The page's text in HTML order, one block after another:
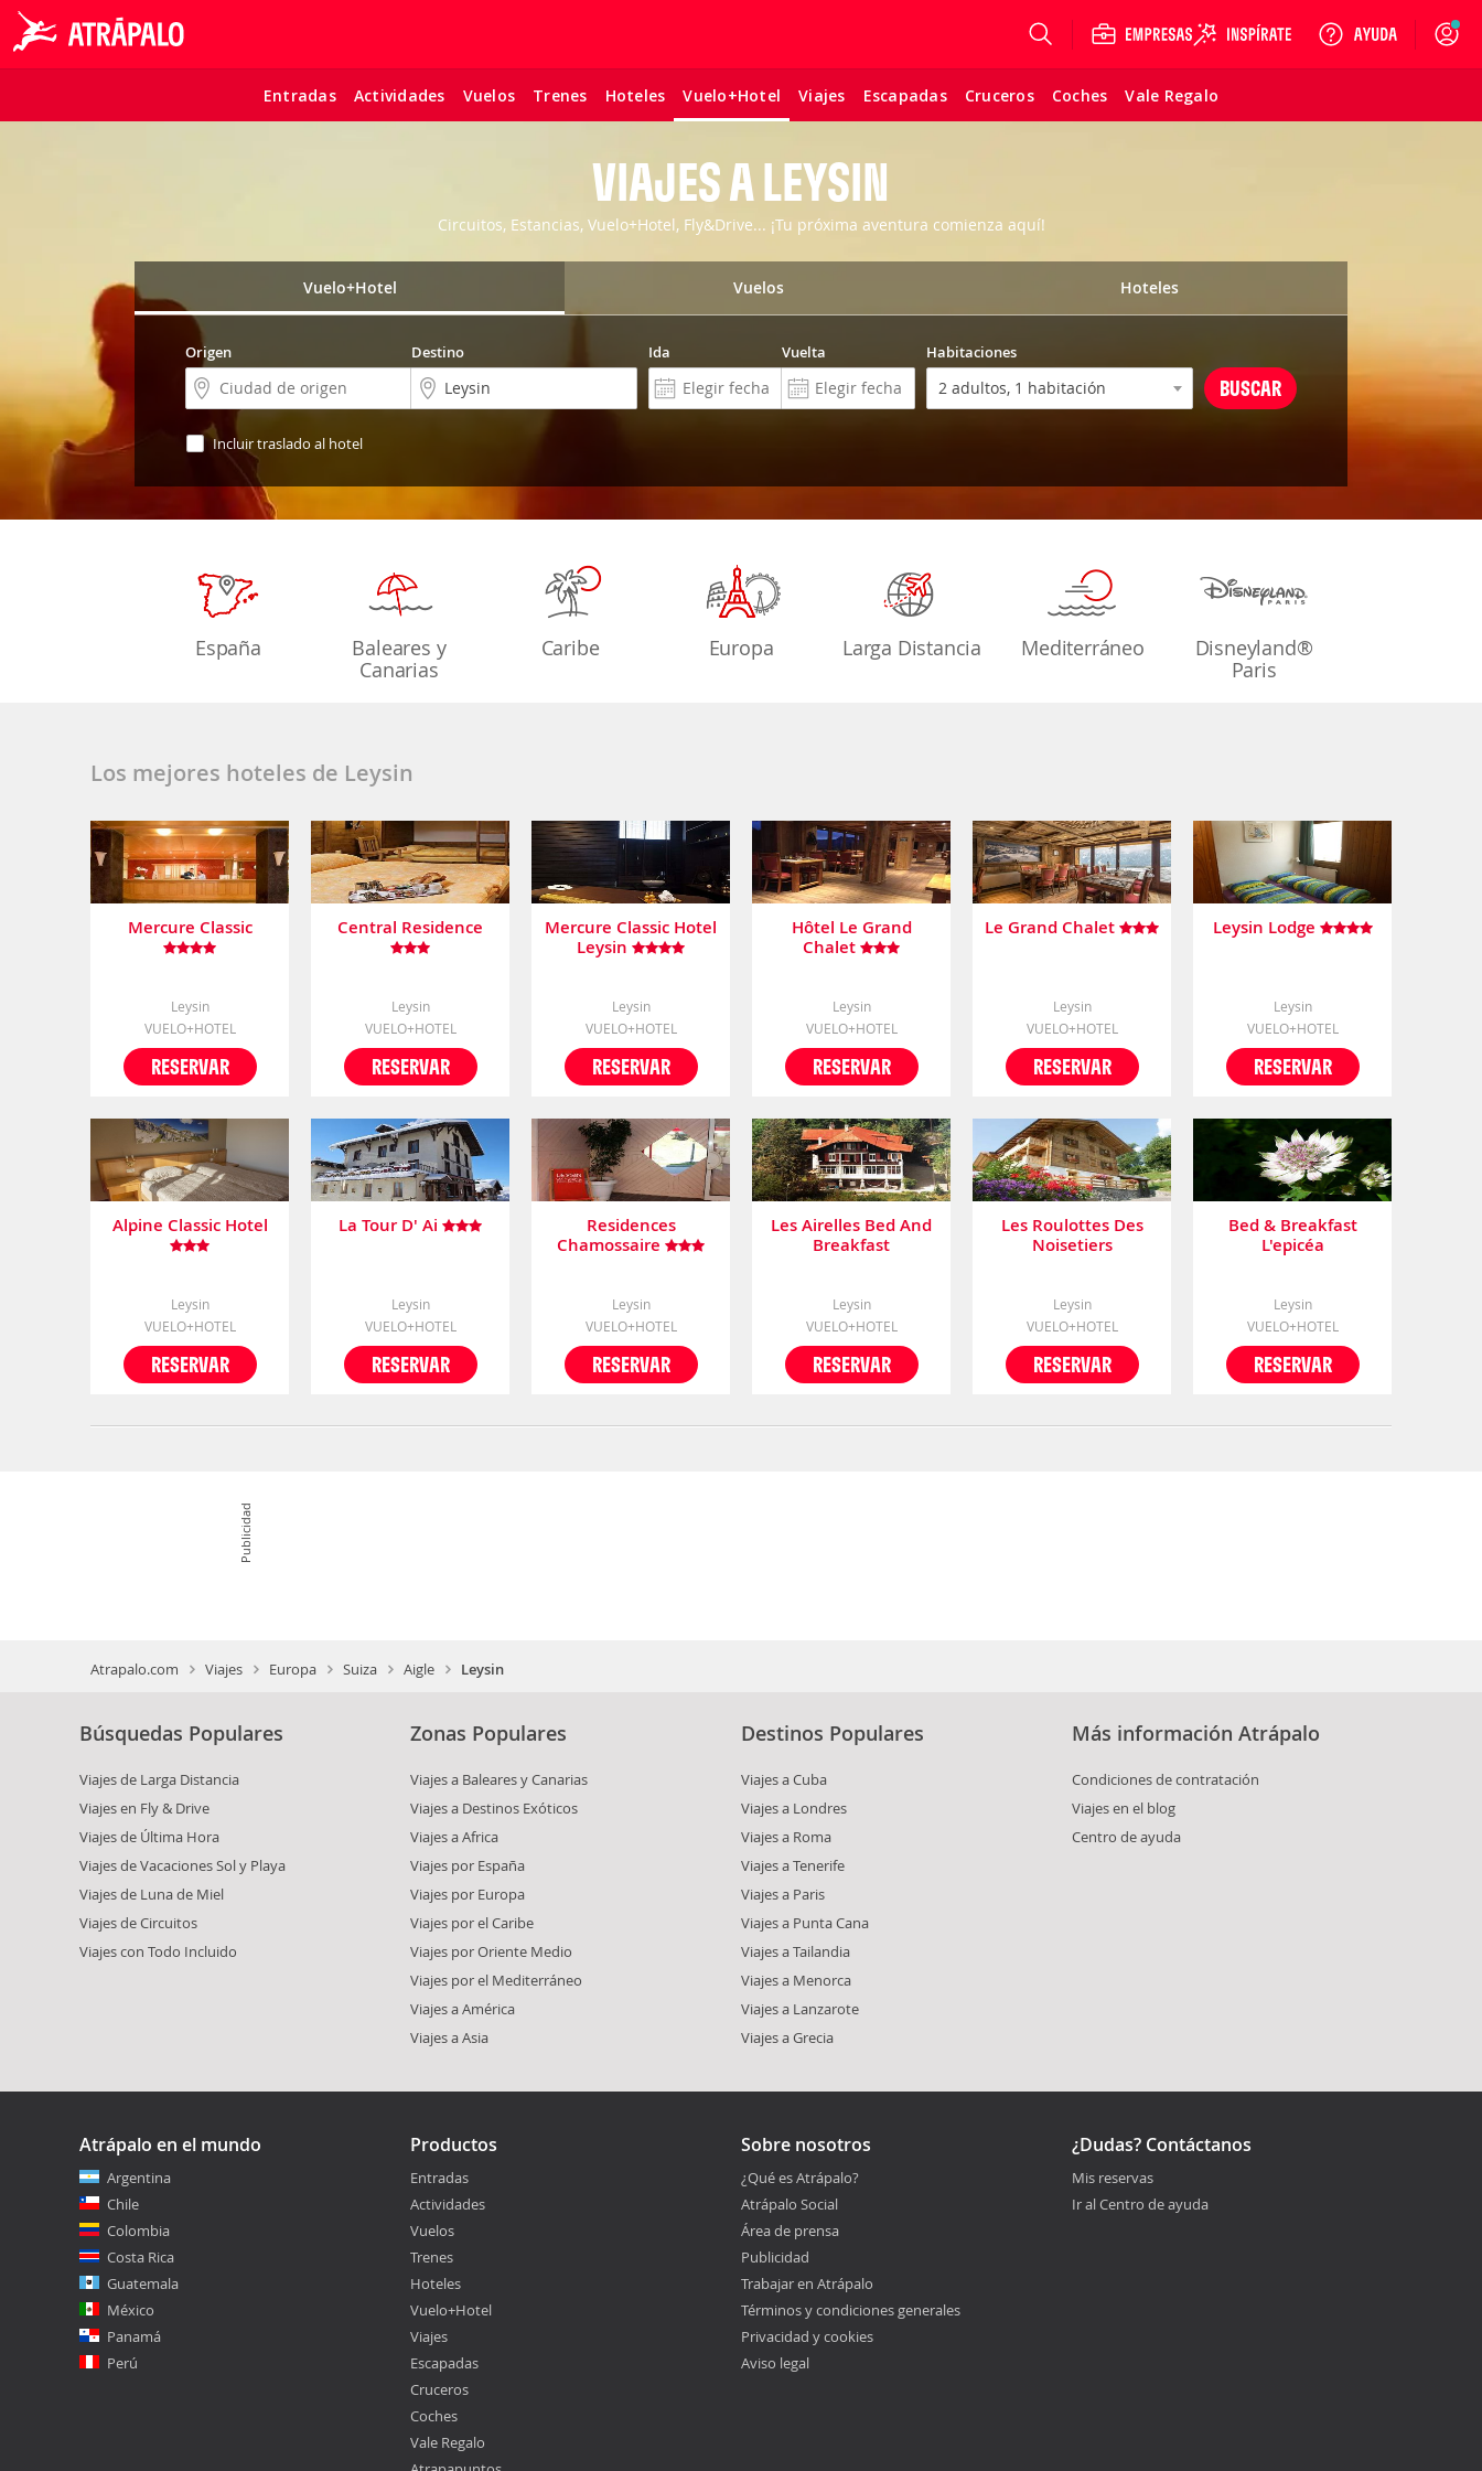
Entradas Actividades Vuelos Trenes Hoteles Vuelo+Hotel Viajes Escapadas Cruceros Coches Vale Regalo
Login
VIAJES A LEYSIN
Circuitos, Estancias, Vuelo+Hotel, Fly&Drive... ¡Tu próxima aventura comienza aquí!
Vuelo+Hotel Vuelos Hoteles
Origen Destino Ida Vuelta Habitaciones
Incluir traslado al hotel
España
Baleares y
Canarias
Caribe Europa Larga Distancia Mediterráneo
Disneyland®
Paris
Los mejores hoteles de Leysin
Mercure Classic
Leysin
VUELO+HOTEL
RESERVAR
Central Residence
Leysin
VUELO+HOTEL
RESERVAR
Mercure Classic Hotel
Leysin
Leysin
VUELO+HOTEL
RESERVAR
Hôtel Le Grand
Chalet
Leysin
VUELO+HOTEL
RESERVAR
Le Grand Chalet
Leysin
VUELO+HOTEL
RESERVAR
Leysin Lodge
Leysin
VUELO+HOTEL
RESERVAR
Alpine Classic Hotel
Leysin
VUELO+HOTEL
RESERVAR
La Tour D' Ai
Leysin
VUELO+HOTEL
RESERVAR
Residences
Chamossaire
Leysin
VUELO+HOTEL
RESERVAR
Les Airelles Bed And
Breakfast
Leysin
VUELO+HOTEL
RESERVAR
Les Roulottes Des
Noisetiers
Leysin
VUELO+HOTEL
RESERVAR
Bed & Breakfast
L'epicéa
Leysin
VUELO+HOTEL
RESERVAR
Publicidad
Atrapalo.com Viajes Europa Suiza Aigle Leysin
Búsquedas Populares
Viajes de Larga Distancia
Viajes en Fly & Drive
Viajes de Última Hora
Viajes de Vacaciones Sol y Playa
Viajes de Luna de Miel
Viajes de Circuitos
Viajes con Todo Incluido
Zonas Populares
Viajes a Baleares y Canarias
Viajes a Destinos Exóticos
Viajes a Africa
Viajes por España
Viajes por Europa
Viajes por el Caribe
Viajes por Oriente Medio
Viajes por el Mediterráneo
Viajes a América
Viajes a Asia
Destinos Populares
Viajes a Cuba
Viajes a Londres
Viajes a Roma
Viajes a Tenerife
Viajes a Paris
Viajes a Punta Cana
Viajes a Tailandia
Viajes a Menorca
Viajes a Lanzarote
Viajes a Grecia
Más información Atrápalo
Condiciones de contratación
Viajes en el blog
Centro de ayuda
Atrápalo en el mundo
Argentina
Chile
Colombia
Costa Rica
Guatemala
México
Panamá
Perú
Productos
Entradas
Actividades
Vuelos
Trenes
Hoteles
Vuelo+Hotel
Viajes
Escapadas
Cruceros
Coches
Vale Regalo
Sobre nosotros
¿Qué es Atrápalo?
Atrápalo Social
Área de prensa
Publicidad
Trabajar en Atrápalo
Términos y condiciones generales
Privacidad y cookies
Aviso legal
¿Dudas? Contáctanos
Mis reservas
Ir al Centro de ayuda